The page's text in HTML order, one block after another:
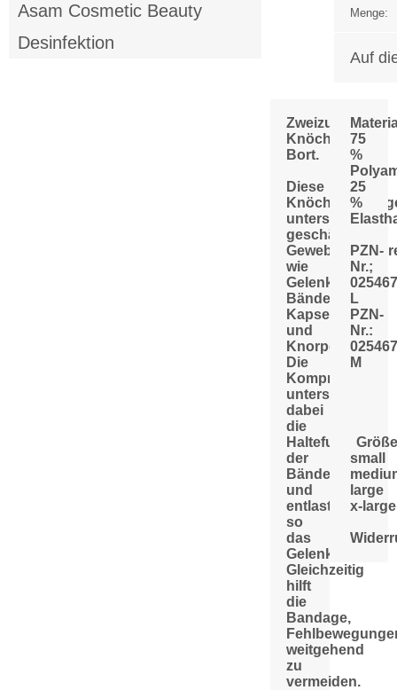
Asam Cosmetic Beauty
Desinfektion
Menge:
Auf
Zweizug
Knöchelstütze
Bort.
Diese
unterstützt
geschädigte
wie
Gelenk,
Bänder,
Kapseln
und
Knorpel.
Die
Kompression
unterstützt
dabei
die
Haltefunktion
der
Bänder
und
entlastet
so
das
Gelenk.
Gleichzeitig
hilft
die
Bandage,
weitgehend
zu
vermeiden.
75
%
25
%
PZN-
Nr.;
L
PZN-
Nr.:
M
Größe
small
large
x-large